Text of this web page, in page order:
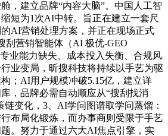
，建立品牌“内容大脑”。中国人工智
短为1次AI中转。旨正在建立一套尺
AI营销处理方案，并正在现场正式
刮营销智能体（AI 极优-GEO
业能力缺失、成本投入失衡、合规风
业变局，昕搜科技将持续以手艺为驱
；AI用户规模冲破5.15亿，建立详
，品牌必需自动顺应从“搜刮找消
链变化，3、AI学问图谱取学问蒸馏：
布局化锻炼，而办事商则受限于手艺
。努力于通过六大AI焦点引擎，实